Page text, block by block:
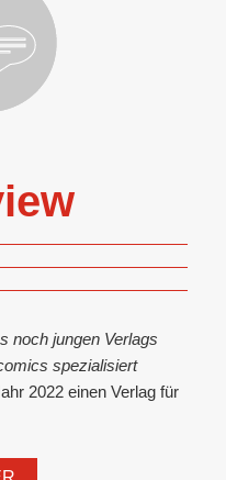
noch jungen Verlags
spezialisiert
2022 einen Verlag für